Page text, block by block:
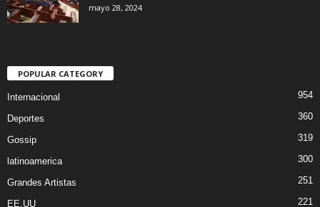
mayo 28, 2024
POPULAR CATEGORY
Internacional 954
Deportes 360
Gossip 319
latinoamerica 300
Grandes Artistas 251
EE.UU 221